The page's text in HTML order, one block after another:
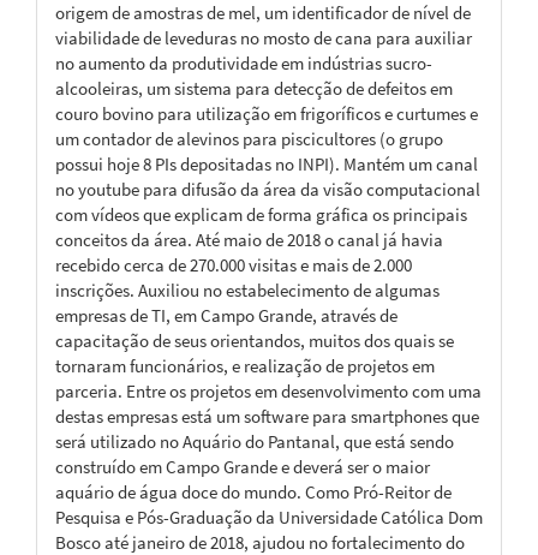
origem de amostras de mel, um identificador de nível de
viabilidade de leveduras no mosto de cana para auxiliar
no aumento da produtividade em indústrias sucro-
alcooleiras, um sistema para detecção de defeitos em
couro bovino para utilização em frigoríficos e curtumes e
um contador de alevinos para piscicultores (o grupo
possui hoje 8 PIs depositadas no INPI). Mantém um canal
no youtube para difusão da área da visão computacional
com vídeos que explicam de forma gráfica os principais
conceitos da área. Até maio de 2018 o canal já havia
recebido cerca de 270.000 visitas e mais de 2.000
inscrições. Auxiliou no estabelecimento de algumas
empresas de TI, em Campo Grande, através de
capacitação de seus orientandos, muitos dos quais se
tornaram funcionários, e realização de projetos em
parceria. Entre os projetos em desenvolvimento com uma
destas empresas está um software para smartphones que
será utilizado no Aquário do Pantanal, que está sendo
construído em Campo Grande e deverá ser o maior
aquário de água doce do mundo. Como Pró-Reitor de
Pesquisa e Pós-Graduação da Universidade Católica Dom
Bosco até janeiro de 2018, ajudou no fortalecimento do